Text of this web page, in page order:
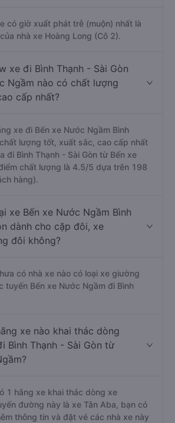
có giờ xuất phát trễ (muộn) nhất là
nhà xe Hoàng Long (Cô 2).
xe đi Bình Thạnh - Sài Gòn
Ngầm nào có chất lượng
cấp nhất?
xe đi Bến xe Nước Ngầm Bình
lượng tốt, xuất sắc, cao cấp nhất
đi Bình Thạnh - Sài Gòn từ Bến xe
chất lượng là 4.5/5 dựa trên 198
hàng).
xe Bến xe Nước Ngầm Bình
dành cho cặp đôi, xe
đôi không?
có nhà xe nào có loại xe giường
tuyến Bến xe Nước Ngầm đi Bình
xe nào khai thác dòng
Bình Thạnh - Sài Gòn từ
1 hãng xe khai thác dòng xe
đường này là xe Tân Aba, bạn có
thông tin và đặt vé các nhà xe này